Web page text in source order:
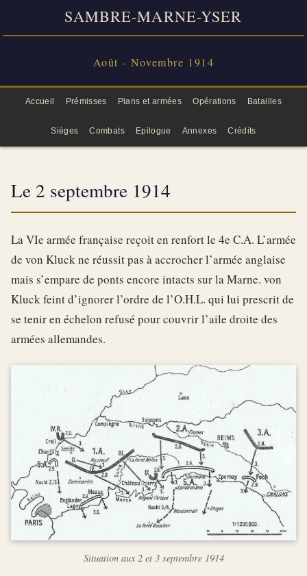
SAMBRE-MARNE-YSER
Août - Novembre 1914
Accueil Prémisses Plans et armées Opérations Batailles
Sièges Combats Epilogue Annexes Crédits
Le 2 septembre 1914
La VIe armée française reçoit en renfort le 4e C.A. L’armée
de von Kluck ne réussit pas à accrocher l’armée anglaise
mais s’empare de ponts encore intacts sur la Marne. von
Kluck feint d’ignorer l’ordre de l’O.H.L. qui lui prescrit de
se tenir en échelon refusé pour couvrir l’aile droite des
armées allemandes.
Situation aux 2 et 3 septembre 1914